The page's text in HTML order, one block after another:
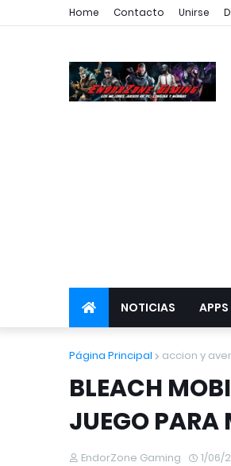
Home Contacto Unirse
NOTICIAS
Página Principal accion y
BLEACH
JUEGO PARA
EndorZone Gaming 1/06/